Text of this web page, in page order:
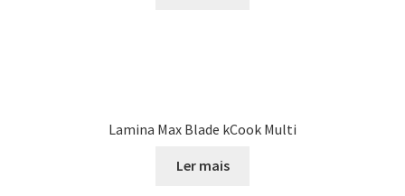
Lamina Max Blade kCook Multi
Ler mais